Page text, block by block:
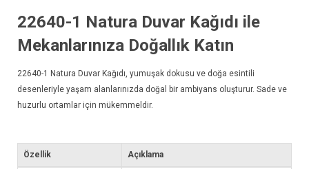
22640-1 Natura Duvar Kağıdı ile
Mekanlarınıza Doğallık Katın
22640-1 Natura Duvar Kağıdı , yumuşak dokusu ve doğa esintili
desenleriyle yaşam alanlarınızda doğal bir ambiyans oluşturur. Sade ve
huzurlu ortamlar için mükemmeldir.
Özellik Açıklama